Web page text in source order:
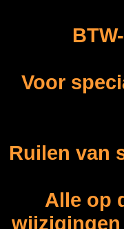
Voor
Ruilen van
Alle op